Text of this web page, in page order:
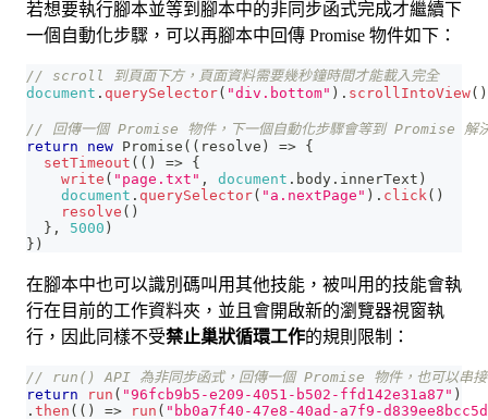
若想要執行腳本並等到腳本中的非同步函式完成才繼續下
一個自動化步驟，可以再腳本中回傳 Promise 物件如下：
// scroll 到頁面下方，頁面資料需要幾秒鐘時間才能載入完全
document . querySelector( "div.bottom" ) . scrollIntoView( )
// 回傳一個 Promise 物件，下一個自動化步驟會等到 Promise
return
new Promise ( ( resolve ) => {
setTimeout ( ( ) => {
write ( "page.txt" , document . body . innerText )
document . querySelector( "a.nextPage" ) . click ( )
resolve ( )
} , 5000 )
} )
在腳本中也可以識別碼叫用其他技能，被叫用的技能會執
行在目前的工作資料夾，並且會開啟新的瀏覽器視窗執
行，因此同樣不受禁止巢狀循環工作的規則限制：
// run() API 為非同步函式，回傳一個 Promise 物件，也可以串接
return
run ( "96fcb9b5-e209-4051-b502-ffd142e31a87" )
. then ( ( ) => run ( "bb0a7f40-47e8-40ad-a7f9-